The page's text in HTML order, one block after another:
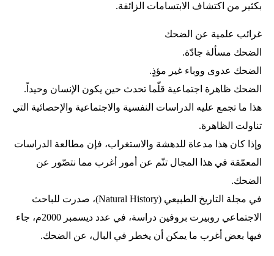
بكثير من اكتشاف الابتسامات الزائفة.
غرائب علمية عن الضحك
الضحك مسألة جادّة.
الضحك عدوى ووباء غير مؤذٍ.
الضحك ظاهرة اجتماعية قلّما تحدث حين يكون الإنسان وحيداً.
هذا ما تجمع عليه الدراسات النفسية والاجتماعية والإحصائية التي
تناولت الظاهرة.
وإذا كان هذا مدعاة للدهشة والاستغراب، فإن مطالعة الدراسات
المعمّقة في هذا المجال تنّم عن أمور أغرب مما نتصّور عن
الضحك.
في مجلة التاريخ الطبيعي (Natural History)، صدرت للباحث
الاجتماعي روبيرت بروفين دراسة، في عدد ديسمبر 2000م، جاء
فيها بعض أغرب ما يمكن أن يخطر في البال، عن الضحك.